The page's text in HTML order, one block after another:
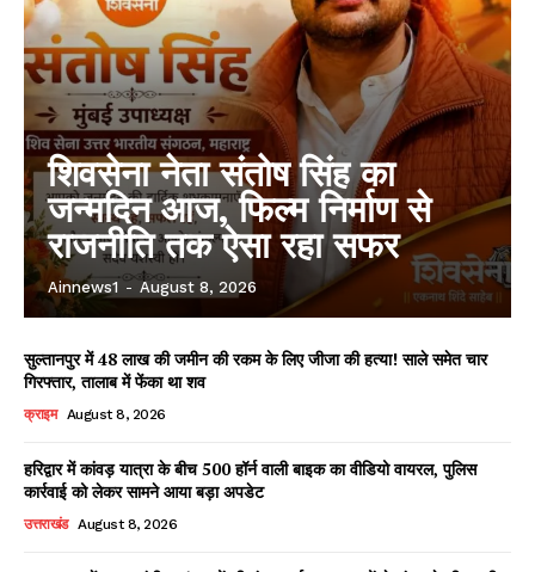
शिवसेना नेता संतोष सिंह का
जन्मदिन आज, फिल्म निर्माण से
राजनीति तक ऐसा रहा सफर
Ainnews1 - August 8, 2026
सुल्तानपुर में 48 लाख की जमीन की रकम के लिए जीजा की हत्या! साले समेत चार
गिरफ्तार, तालाब में फेंका था शव
क्राइम August 8, 2026
हरिद्वार में कांवड़ यात्रा के बीच 500 हॉर्न वाली बाइक का वीडियो वायरल, पुलिस
कार्रवाई को लेकर सामने आया बड़ा अपडेट
उत्तराखंड August 8, 2026